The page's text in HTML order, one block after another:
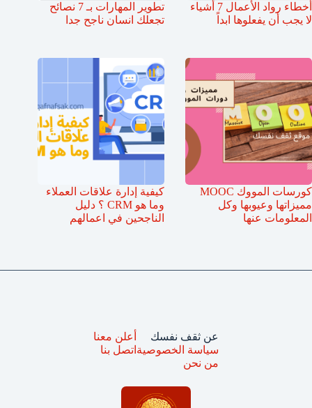
أخطاء رواد الأعمال 7 أشياء
لا يجب أن يفعلوها ابداً
تطوير المهارات بـ 7 نصائح
تجعلك انسان ناجح جدا
كورسات المووك MOOC
مميزاتها وعيوبها وكل
المعلومات عنها
كيفية إدارة علاقات العملاء
وما هو CRM ؟ دليل
الناجحين في اعمالهم
عن ثقف نفسك
سياسة الخصوصية
من نحن
أعلن معنا
اتصل بنا